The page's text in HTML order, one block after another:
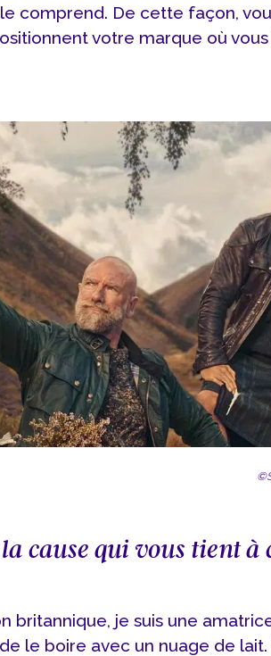
comprend. De cette façon,
votre marque où
©
cause qui vous tient à
britannique, je suis une
le boire avec un nuage de lait.